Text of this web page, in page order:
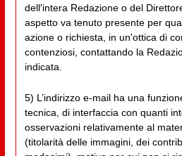
dell'intera Redazione o del
aspetto va tenuto presente per
azione o richiesta, in un'ottica di
contenziosi, contattando la
indicata.
5) L’indirizzo e-mail ha una
tecnica, di interfaccia con quanti
osservazioni relativamente al
(titolarità delle immagini, dei